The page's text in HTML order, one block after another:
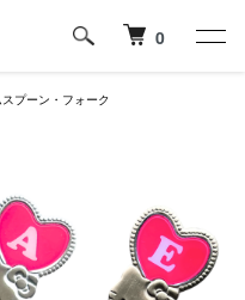
0
プーン・フォーク